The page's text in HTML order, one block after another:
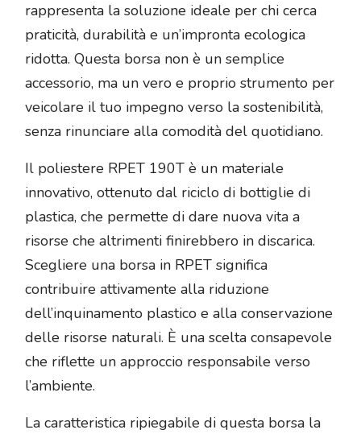
rappresenta la soluzione ideale per chi cerca
praticità, durabilità e un’impronta ecologica
ridotta. Questa borsa non è un semplice
accessorio, ma un vero e proprio strumento per
veicolare il tuo impegno verso la sostenibilità,
senza rinunciare alla comodità del quotidiano.
Il poliestere RPET 190T è un materiale
innovativo, ottenuto dal riciclo di bottiglie di
plastica, che permette di dare nuova vita a
risorse che altrimenti finirebbero in discarica.
Scegliere una borsa in RPET significa
contribuire attivamente alla riduzione
dell’inquinamento plastico e alla conservazione
delle risorse naturali. È una scelta consapevole
che riflette un approccio responsabile verso
l’ambiente.
La caratteristica ripiegabile di questa borsa la